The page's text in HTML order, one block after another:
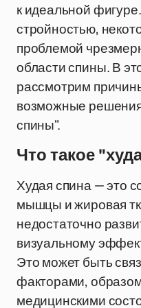
к идеальной
стройностью,
проблемой
области спины. В
рассмотрим
возможные
спины".
Что такое
Худая спина — это
мышцы и жировая
недостаточно
визуальному
Это может быть
факторами,
медицинскими